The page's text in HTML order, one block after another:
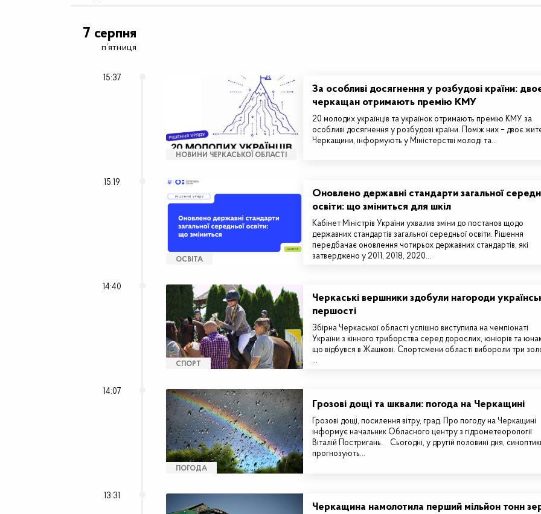
7 серпня
п’ятниця
15:37
НОВИНИ ЧЕРКАСЬКОЇ ОБЛАСТІ
За особливі досягнення у розбудові країни:
черкащан отримають премію КМУ
20 молодих українців та українок отримають премію КМУ за
особливі досягнення у розбудові країни. Поміж них – двоє
Черкащини, інформують у Міністерстві молоді та…
15:19
ОСВІТА
Оновлено державні стандарти загальної
освіти: що зміниться для шкіл
Кабінет Міністрів України ухвалив зміни до постанов щодо
державних стандартів загальної середньої освіти. Рішення
передбачає оновлення чотирьох державних стандартів, які
затверджено у 2011, 2018, 2020…
14:40
СПОРТ
Черкаські вершники здобули нагороди
першості
Збірна Черкаської області успішно виступила на чемпіонаті
України з кінного триборства серед дорослих, юніорів та
що відбувся в Жашкові. Спортсмени області вибороли три
…
14:07
ПОГОДА
Грозові дощі та шквали: погода на Черкащині
Грозові дощі, посилення вітру, град. Про погоду на Черкащині
інформує начальник Обласного центру з гідрометеорології
Віталій Постригань. Сьогодні, у другій половині дня,
прогнозують…
13:31
Черкащина намолотила перший мільйон тонн